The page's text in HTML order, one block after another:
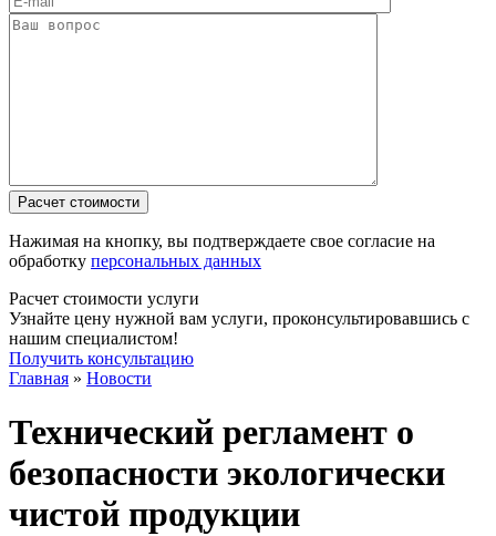
Нажимая на кнопку, вы подтверждаете свое согласие на
обработку персональных данных
Расчет стоимости услуги
Узнайте цену нужной вам услуги, проконсультировавшись с
нашим специалистом!
Получить консультацию
Главная » Новости
Технический регламент о
безопасности экологически
чистой продукции